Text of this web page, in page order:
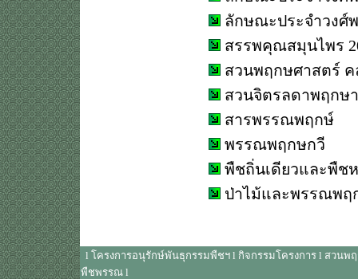
ลักษณะประจำวงศ์
สรรพคุณสมุนไพร
สวนพฤกษศาสตร์ ค
สวนจิตรลดาพฤกษ
สารพรรณพฤกษ์
พรรณพฤกษกวี
พืชถิ่นเดียวและพืช
ป่าไม้และพรรณพฤ
l โครงการอนุรักษ์พันธุกรรมพืชฯ l กิจกรรมโครงการ l สวนพฤ
พืชพรรณ l